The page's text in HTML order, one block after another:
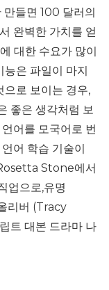
들면 100 달러의
완벽한 가치를 얻
대한 수요가 많이
능은 파일이 마지
로 보이는 경우,
좋은 생각처럼 보
어를 모국어로 번
어 학습 기술이
Stone에서
업으로,유명
리버 (Tracy
트 대본 드라마 나